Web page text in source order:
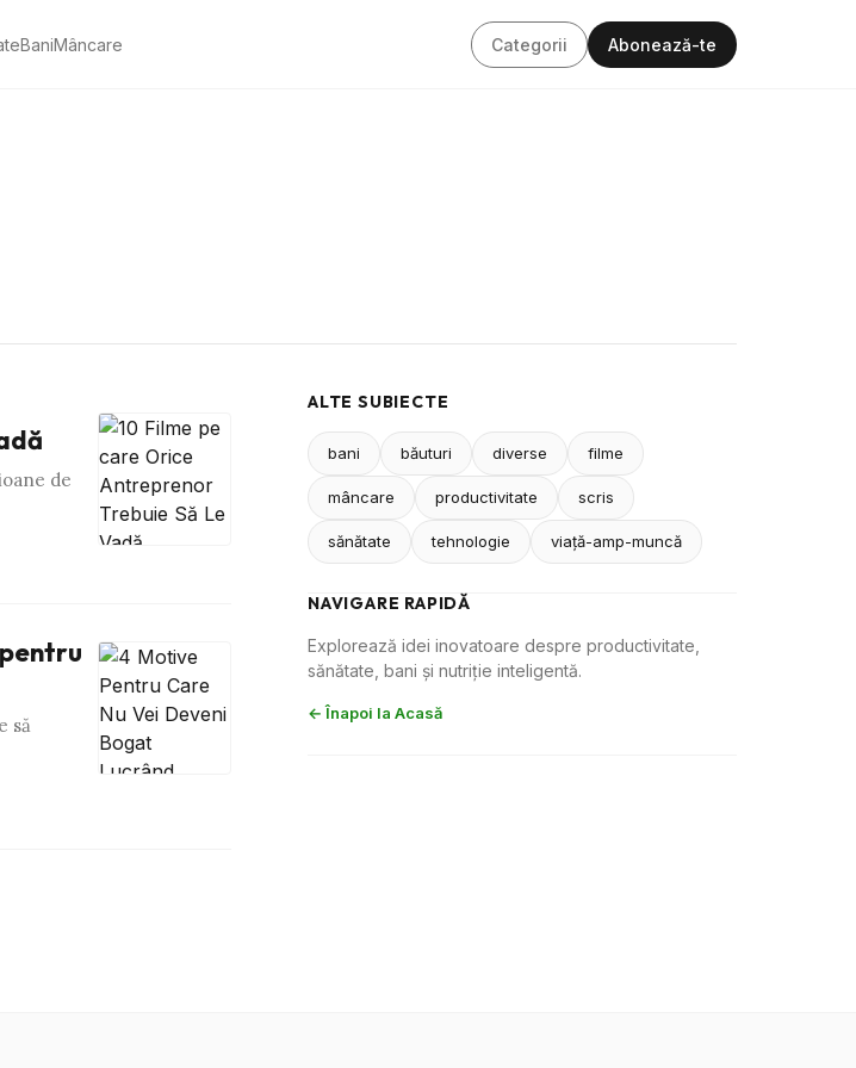
BaniMâncare Categorii Abonează-te
de
să
ALTE SUBIECTE
bani băuturi diverse filme
mâncare productivitate scris
sănătate tehnologie viaţă-amp-muncă
NAVIGARE RAPIDĂ
Explorează idei inovatoare despre productivitate,
sănătate, bani și nutriție inteligentă.
← Înapoi la Acasă